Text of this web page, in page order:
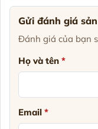
Gửi đánh giá
Đánh giá của bạn
Họ và tên *
Email *